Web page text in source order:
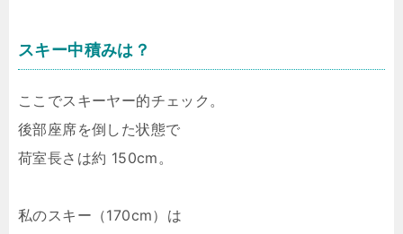
スキー中積みは？
ここでスキーヤー的チェック。
後部座席を倒した状態で
荷室長さは約 150cm。
私のスキー（170cm）は